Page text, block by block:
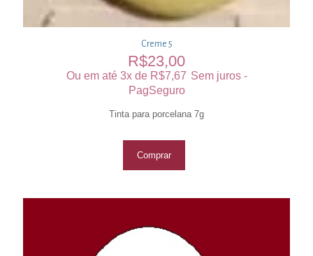
Creme 5
R$23,00
Ou em até 3x de R$7,67 Sem juros -
PagSeguro
Tinta para porcelana 7g
Comprar